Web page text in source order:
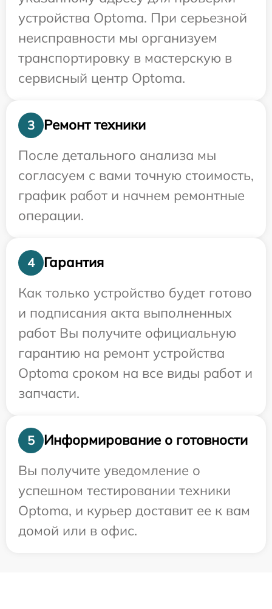
устройства Optoma. При серьезной
неисправности мы организуем
транспортировку в мастерскую в
сервисный центр Optoma.
3
Ремонт техники
После детального анализа мы
согласуем с вами точную стоимость,
график работ и начнем ремонтные
операции.
4
Гарантия
Как только устройство будет готово
и подписания акта выполненных
работ Вы получите официальную
гарантию на ремонт устройства
Optoma сроком на все виды работ и
запчасти.
5
Информирование о готовности
Вы получите уведомление о
успешном тестировании техники
Optoma, и курьер доставит ее к вам
домой или в офис.